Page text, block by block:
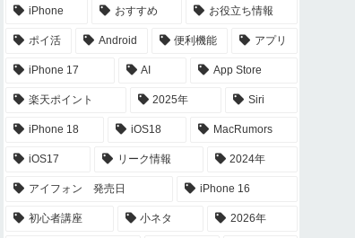
iPhone おすすめ お役立ち情報
ポイ活 Android 便利機能 アプリ
iPhone 17 AI App Store
楽天ポイント 2025年 Siri
iPhone 18 iOS18 MacRumors
iOS17 リーク情報 2024年
アイフォン 発売日 iPhone 16
初心者講座 小ネタ 2026年